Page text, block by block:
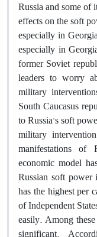
Russia and some of
effects on the soft
especially in
especially in
former Soviet
leaders to worry
military
South Caucasus
to Russia's soft
military
manifestations of
economic model
Russian soft
has the highest per
of Independent
easily. Among